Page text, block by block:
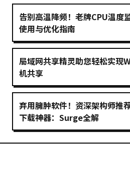
告别高温降频！老牌CPU温
使用与优化指南
局域网共享精灵助您轻松实现
机共享
弃用臃肿软件！资深架构师推
下载神器：Surge全解